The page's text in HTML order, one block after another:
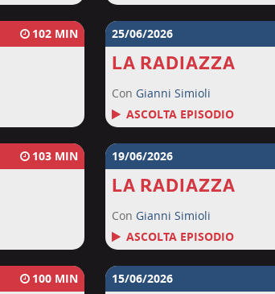
102 25/06/2026
LA RADIAZZA
Con Gianni Simioli
ASCOLTA EPISODIO
103 19/06/2026
LA RADIAZZA
Con Gianni Simioli
ASCOLTA EPISODIO
100 15/06/2026